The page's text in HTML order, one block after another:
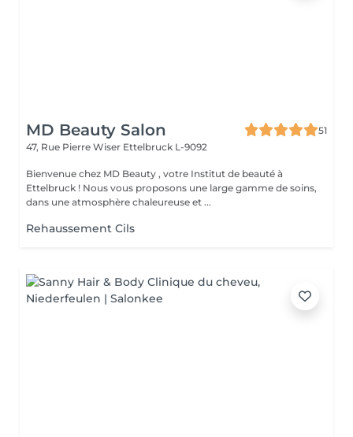
MD Beauty Salon
51
47, Rue Pierre Wiser Ettelbruck L-9092
Bienvenue chez MD Beauty , votre Institut de beauté à
Ettelbruck ! Nous vous proposons une large gamme de soins,
dans une atmosphère chaleureuse et ...
Rehaussement Cils